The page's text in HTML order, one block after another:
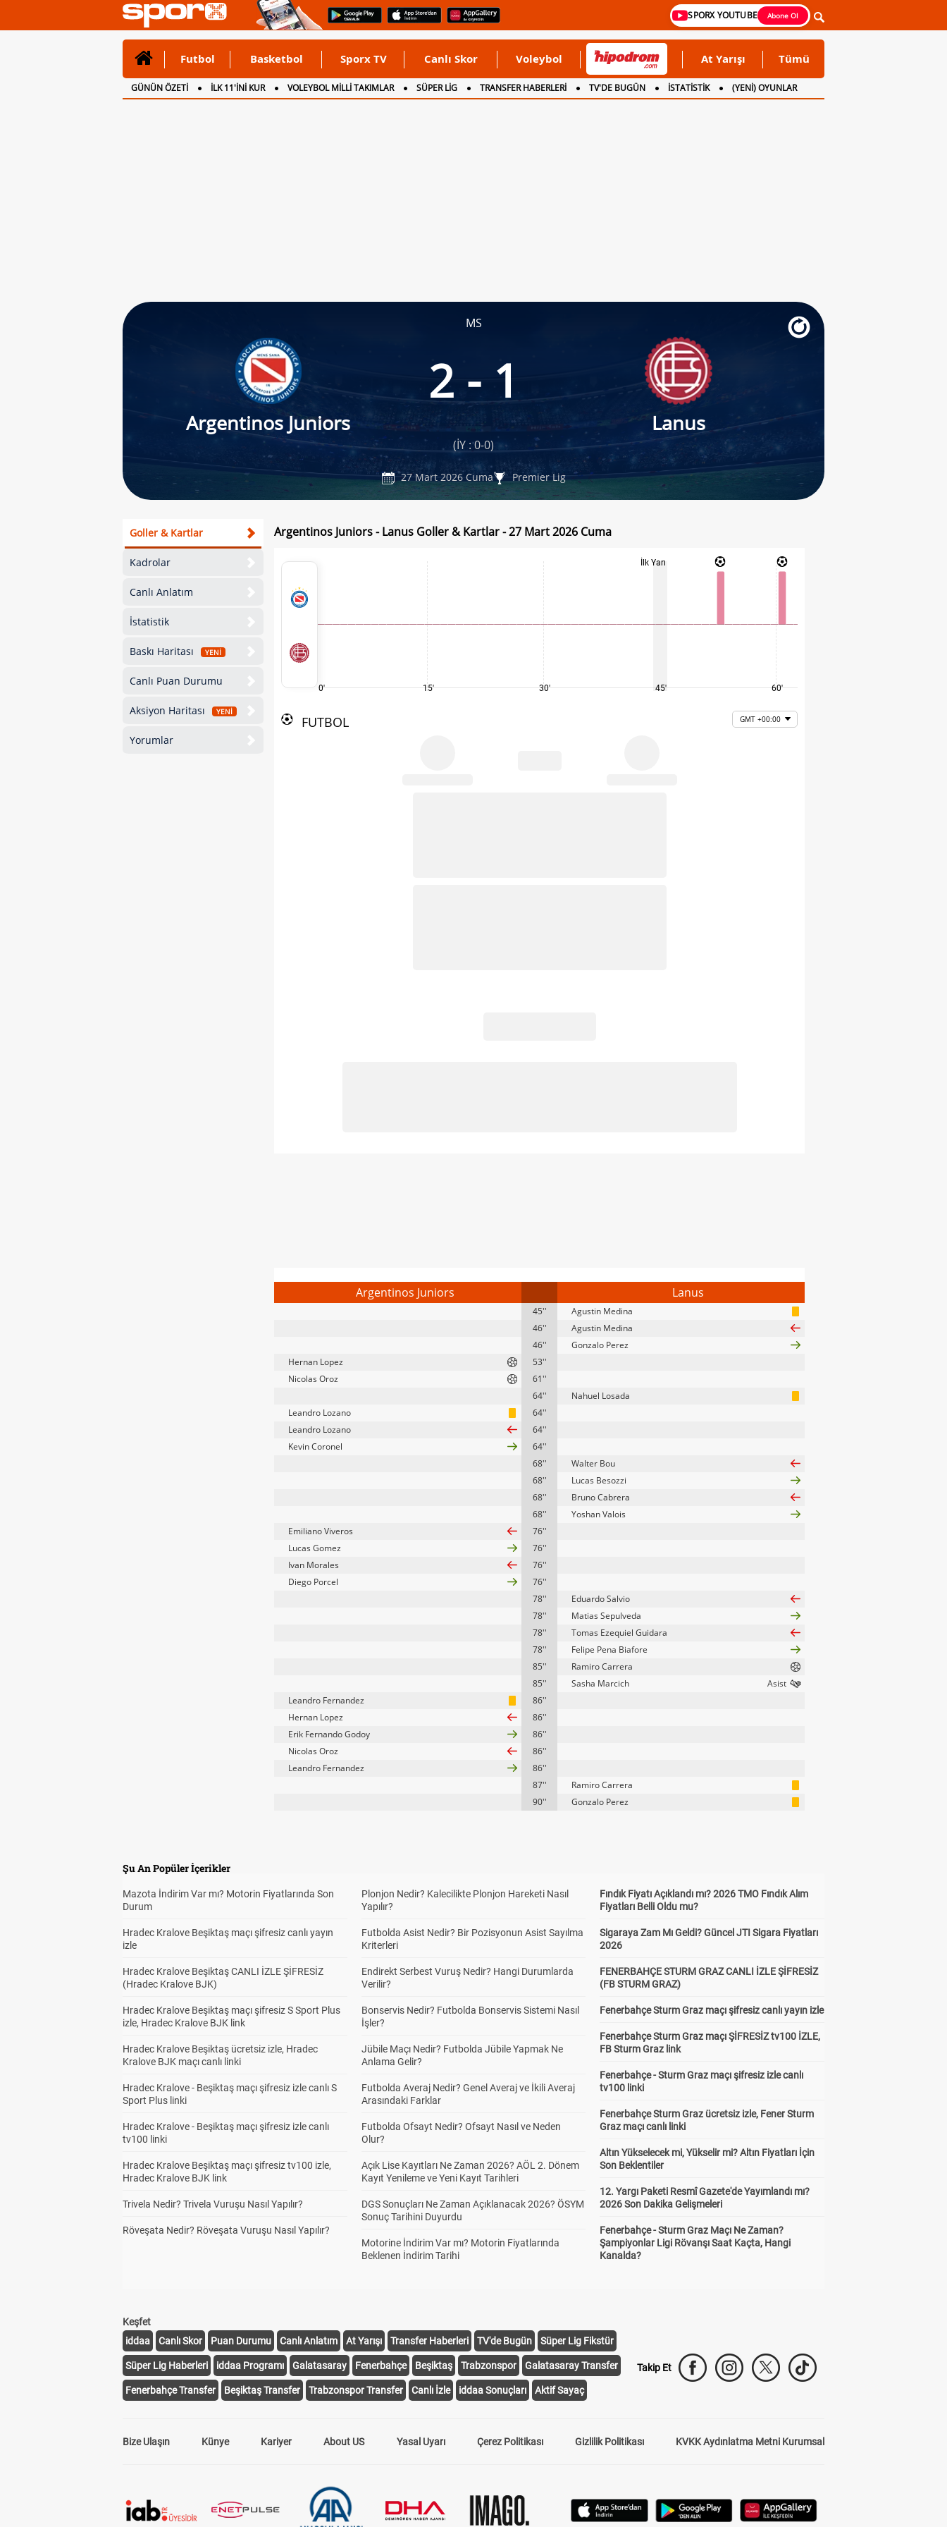
SPORX YOUTUBE Abone Ol
Futbol Basketbol Sporx TV Canlı Skor Voleybol At Yarışı Tümü
GÜNÜN ÖZETİ İLK 11'İNİ KUR VOLEYBOL MİLLİ TAKIMLAR SÜPER LİG TRANSFER HABERLERİ TV'DE BUGÜN İSTATİSTİK
(YENİ) OYUNLAR
CANLI ANLATIM
İNGİLTERE
MS
Argentinos Juniors
2 - 1
Lanus
(İY : 0-0)
27 Mart 2026 Cuma Premier Lig
Goller & Kartlar
Kadrolar
Canlı Anlatım
İstatistik
Baskı Haritası YENİ
Canlı Puan Durumu
Aksiyon Haritası YENİ
Yorumlar
Argentinos Juniors - Lanus Goller & Kartlar - 27 Mart 2026 Cuma
0' 15' 30'
İlk Yarı
45' 60'
FUTBOL GMT +00:00
Argentinos Juniors Lanus
45''
Agustin Medina
46''
Agustin Medina
46''
Gonzalo Perez
Hernan Lopez
53''
Nicolas Oroz
61''
64''
Nahuel Losada
Leandro Lozano
64''
Leandro Lozano
64''
Kevin Coronel
64''
68''
Walter Bou
68''
Lucas Besozzi
68''
Bruno Cabrera
68''
Yoshan Valois
Emiliano Viveros
76''
Lucas Gomez
76''
Ivan Morales
76''
Diego Porcel
76''
78''
Eduardo Salvio
78''
Matias Sepulveda
78''
Tomas Ezequiel Guidara
78''
Felipe Pena Biafore
85''
Ramiro Carrera
85''
Sasha Marcich
Leandro Fernandez
86''
Hernan Lopez
86''
Erik Fernando Godoy
86''
Nicolas Oroz
86''
Leandro Fernandez
86''
87''
Ramiro Carrera
90''
Gonzalo Perez
Şu An Popüler İçerikler
Mazota İndirim Var mı? Motorin Fiyatlarında Son
Durum
Hradec Kralove Beşiktaş maçı şifresiz canlı yayın
izle
Hradec Kralove Beşiktaş CANLI İZLE ŞİFRESİZ
(Hradec Kralove BJK)
Hradec Kralove Beşiktaş maçı şifresiz S Sport Plus
izle, Hradec Kralove BJK link
Hradec Kralove Beşiktaş ücretsiz izle, Hradec
Kralove BJK maçı canlı linki
Hradec Kralove - Beşiktaş maçı şifresiz izle canlı S
Sport Plus linki
Hradec Kralove - Beşiktaş maçı şifresiz izle canlı
tv100 linki
Hradec Kralove Beşiktaş maçı şifresiz tv100 izle,
Hradec Kralove BJK link
Trivela Nedir? Trivela Vuruşu Nasıl Yapılır?
Röveşata Nedir? Röveşata Vuruşu Nasıl Yapılır?
Plonjon Nedir? Kalecilikte Plonjon Hareketi Nasıl
Yapılır?
Futbolda Asist Nedir? Bir Pozisyonun Asist Sayılma
Kriterleri
Endirekt Serbest Vuruş Nedir? Hangi Durumlarda
Verilir?
Bonservis Nedir? Futbolda Bonservis Sistemi Nasıl
İşler?
Jübile Maçı Nedir? Futbolda Jübile Yapmak Ne
Anlama Gelir?
Futbolda Averaj Nedir? Genel Averaj ve İkili Averaj
Arasındaki Farklar
Futbolda Ofsayt Nedir? Ofsayt Nasıl ve Neden
Olur?
Açık Lise Kayıtları Ne Zaman 2026? AÖL 2. Dönem
Kayıt Yenileme ve Yeni Kayıt Tarihleri
DGS Sonuçları Ne Zaman Açıklanacak 2026? ÖSYM
Sonuç Tarihini Duyurdu
Motorine İndirim Var mı? Motorin Fiyatlarında
Beklenen İndirim Tarihi
Fındık Fiyatı Açıklandı mı? 2026 TMO Fındık Alım
Fiyatları Belli Oldu mu?
Sigaraya Zam Mı Geldi? Güncel JTI Sigara Fiyatları
2026
FENERBAHÇE STURM GRAZ CANLI İZLE ŞİFRESİZ
(FB STURM GRAZ)
Fenerbahçe Sturm Graz maçı şifresiz canlı yayın izle
Fenerbahçe Sturm Graz maçı ŞİFRESİZ tv100 İZLE,
FB Sturm Graz link
Fenerbahçe - Sturm Graz maçı şifresiz izle canlı
tv100 linki
Fenerbahçe Sturm Graz ücretsiz izle, Fener Sturm
Graz maçı canlı linki
Altın Yükselecek mi, Yükselir mi? Altın Fiyatları İçin
Son Beklentiler
12. Yargı Paketi Resmî Gazete'de Yayımlandı mı?
2026 Son Dakika Gelişmeleri
Fenerbahçe - Sturm Graz Maçı Ne Zaman?
Şampiyonlar Ligi Rövanşı Saat Kaçta, Hangi
Kanalda?
Keşfet
iddaa
Canlı Skor Puan Durumu Canlı Anlatım At Yarışı Transfer Haberleri TV'de Bugün Süper Lig Fikstür
Süper Lig Haberleri iddaa Programı Galatasaray Fenerbahçe Beşiktaş Trabzonspor Galatasaray Transfer
Fenerbahçe Transfer Beşiktaş Transfer Trabzonspor Transfer Canlı İzle iddaa Sonuçları Aktif Sayaç
Takip Et
Bize Ulaşın Künye Kariyer About US Yasal Uyarı Çerez Politikası Gizlilik Politikası KVKK Aydınlatma Metni Kurumsal